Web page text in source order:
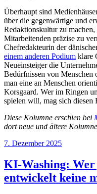
Überhaupt sind
über die gegenwärtige und
Redaktionskultur zu
Mitarbeitenden präzise zu
Chefredakteurin der
einem anderen Podium klare
Neueinsteiger die
Bedürfnissen von Menschen
man eine an Menschen
Korsgaard. Wer im Ringen
spielen will, mag sich diesen
Diese Kolumne erschien bei
dort neue und ältere
Veröffentlicht
7. Dezember 2025
KI-Washing:
entwickelt keine